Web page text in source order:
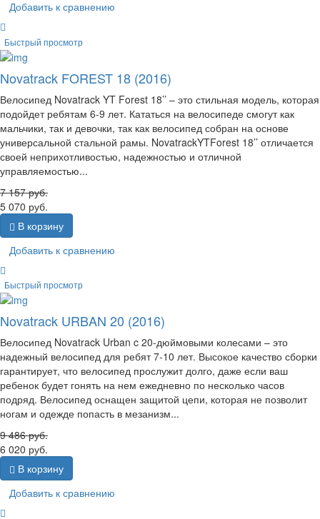
Добавить к сравнению
Быстрый просмотр
Novatrack FOREST 18 (2016)
Велосипед Novatrack YT Forest 18’’ – это стильная модель, которая
подойдет ребятам 6-9 лет. Кататься на велосипеде смогут как
мальчики, так и девочки, так как велосипед собран на основе
универсальной стальной рамы. NovatrackYTForest 18’’ отличается
своей неприхотливостью, надежностью и отличной
управляемостью...
7 157руб.
5 070 руб.
В корзину
Добавить к сравнению
Быстрый просмотр
Novatrack URBAN 20 (2016)
Велосипед Novatrack Urban c 20-дюймовыми колесами – это
надежный велосипед для ребят 7-10 лет. Высокое качество сборки
гарантирует, что велосипед прослужит долго, даже если ваш
ребенок будет гонять на нем ежедневно по несколько часов
подряд. Велосипед оснащен защитой цепи, которая не позволит
ногам и одежде попасть в мезанизм...
9 486руб.
6 020 руб.
В корзину
Добавить к сравнению